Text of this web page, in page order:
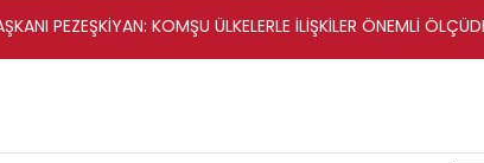
PEZEŞKİYAN: KOMŞU ÜLKELERLE İLİŞKİLER ÖNEMLİ